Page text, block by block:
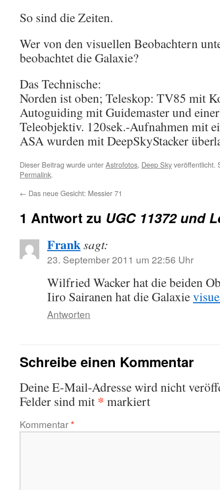
So sind die Zeiten.
Wer von den visuellen Beobachtern
beobachtet die Galaxie?
Das Technische:
Norden ist oben; Teleskop: TV85 mit
Autoguiding mit Guidemaster und
Teleobjektiv. 120sek.-Aufnahmen mit
ASA wurden mit DeepSkyStacker
Dieser Beitrag wurde unterAstrofotos, Deep Skyveröffentlicht.
Permalink.
← Das neue Gesicht: Messier 71
1 Antwort zu UGC 11372 und
Franksagt:
23. September 2011 um 22:56 Uhr
Wilfried Wacker hat die beiden
Iiro Sairanen hat die Galaxie
Antworten
Schreibe einen Kommentar
Deine E-Mail-Adresse wird nicht
Felder sind mit * markiert
Kommentar*